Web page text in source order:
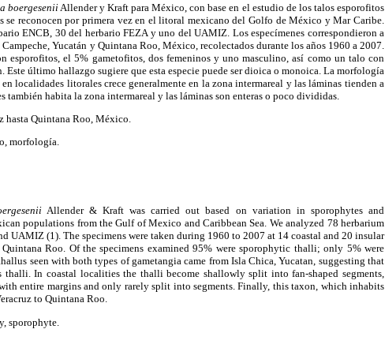
boergeseniiAllender y Kraft para México, con base en el estudio de los talos esporofitos
reconocen por primera vez en el litoral mexicano del Golfo de México y Mar Caribe.
ENCB, 30 del herbario FEZA y uno del UAMIZ. Los especímenes correspondieron a
Yucatán y Quintana Roo, México, recolectados durante los años 1960 a 2007.
esporofitos, el 5% gametofitos, dos femeninos y uno masculino, así como un talo con
Este último hallazgo sugiere que esta especie puede ser dioica o monoica. La morfología
localidades litorales crece generalmente en la zona intermareal y las láminas tienden a
también habita la zona intermareal y las láminas son enteras o poco divididas.
hasta Quintana Roo, México.
morfología.
Allender & Kraft was carried out based on variation in sporophytes and
populations from the Gulf of Mexico and Caribbean Sea. We analyzed 78 herbarium
UAMIZ (1). The specimens were taken during 1960 to 2007 at 14 coastal and 20 insular
Roo. Of the specimens examined 95% were sporophytic thalli; only 5% were
seen with both types of gametangia came from Isla Chica, Yucatan, suggesting that
In coastal localities the thalli become shallowly split into fan-shaped segments,
entire margins and only rarely split into segments. Finally, this taxon, which inhabits
to Quintana Roo.
sporophyte.